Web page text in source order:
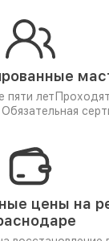
пяти лет
Обязательная
цены на